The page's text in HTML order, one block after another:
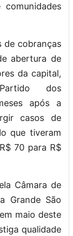
de cobranças
abertura de
da capital,
dos
após a
casos de
que tiveram
70 para R$
Câmara de
Grande São
maio deste
qualidade